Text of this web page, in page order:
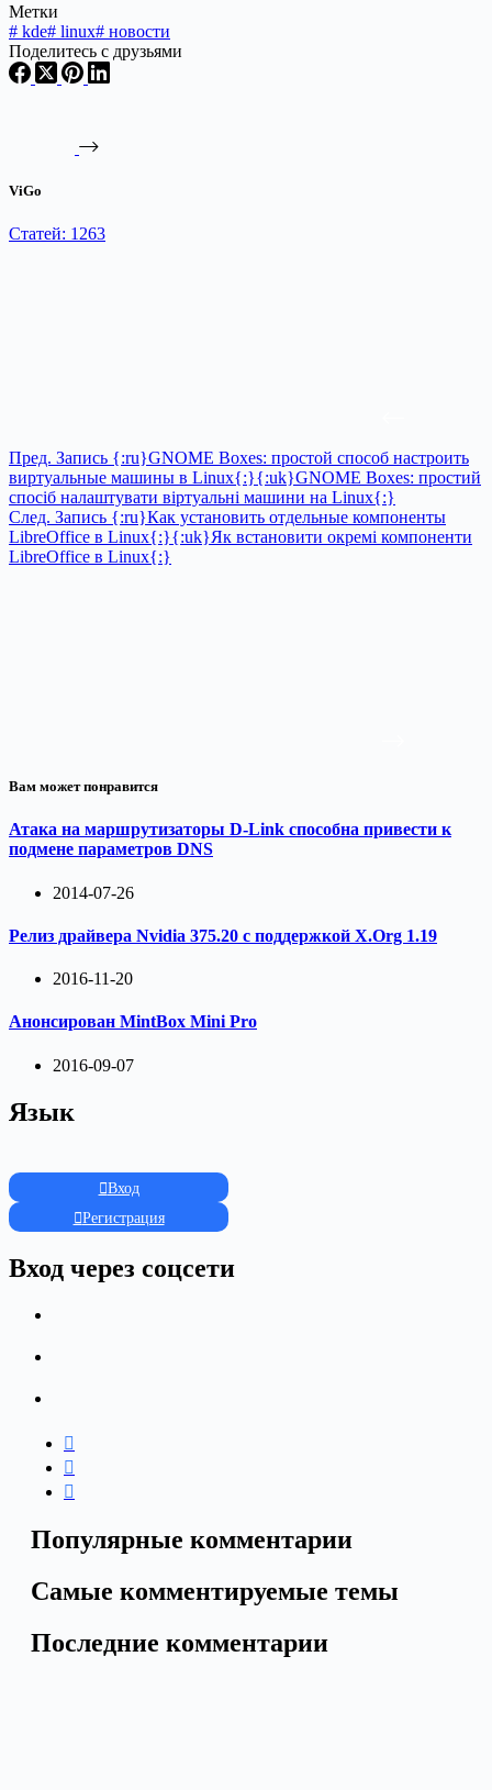
Метки
# kde# linux# новости
Поделитесь с друзьями
ViGo
Статей: 1263
Пред. Запись {:ru}GNOME Boxes: простой способ настроить
виртуальные машины в Linux{:}{:uk}GNOME Boxes: простий
спосіб налаштувати віртуальні машини на Linux{:}
След. Запись {:ru}Как установить отдельные компоненты
LibreOffice в Linux{:}{:uk}Як встановити окремі компоненти
LibreOffice в Linux{:}
Вам может понравится
Атака на маршрутизаторы D-Link способна привести к
подмене параметров DNS
2014-07-26
Релиз драйвера Nvidia 375.20 с поддержкой X.Org 1.19
2016-11-20
Анонсирован MintBox Mini Pro
2016-09-07
Язык
Вход
Регистрация
Вход через соцсети
Популярные комментарии
Самые комментируемые темы
Последние комментарии